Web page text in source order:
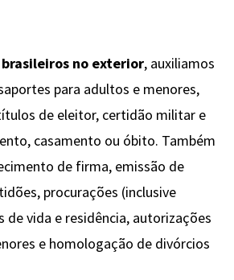
no exterior, auxiliamos
para adultos e menores,
de eleitor, certidão militar e
casamento ou óbito. Também
de firma, emissão de
procurações (inclusive
vida e residência, autorizações
e homologação de divórcios